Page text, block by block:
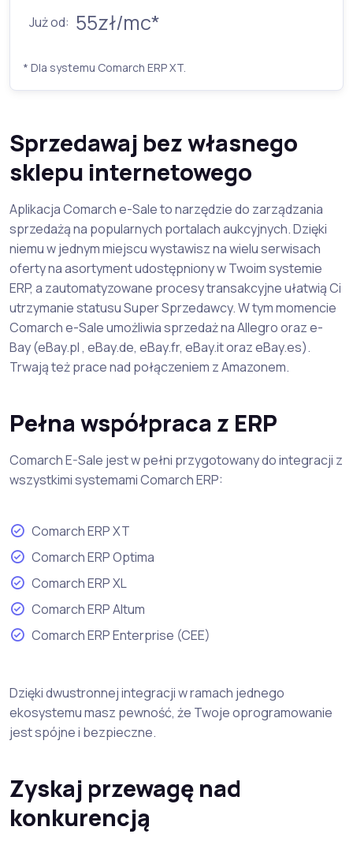
Już od: 55zł/mc*
* Dla systemu Comarch ERP XT.
Sprzedawaj bez własnego
sklepu internetowego
Aplikacja Comarch e-Sale to narzędzie do zarządzania
sprzedażą na popularnych portalach aukcyjnych. Dzięki
niemu w jednym miejscu wystawisz na wielu serwisach
oferty na asortyment udostępniony w Twoim systemie
ERP, a zautomatyzowane procesy transakcyjne ułatwią Ci
utrzymanie statusu Super Sprzedawcy. W tym momencie
Comarch e-Sale umożliwia sprzedaż na Allegro oraz e-
Bay (eBay.pl , eBay.de, eBay.fr, eBay.it oraz eBay.es).
Trwają też prace nad połączeniem z Amazonem.
Pełna współpraca z ERP
Comarch E-Sale jest w pełni przygotowany do integracji z
wszystkimi systemami Comarch ERP:
Comarch ERP XT
Comarch ERP Optima
Comarch ERP XL
Comarch ERP Altum
Comarch ERP Enterprise (CEE)
Dzięki dwustronnej integracji w ramach jednego
ekosystemu masz pewność, że Twoje oprogramowanie
jest spójne i bezpieczne.
Zyskaj przewagę nad
konkurencją